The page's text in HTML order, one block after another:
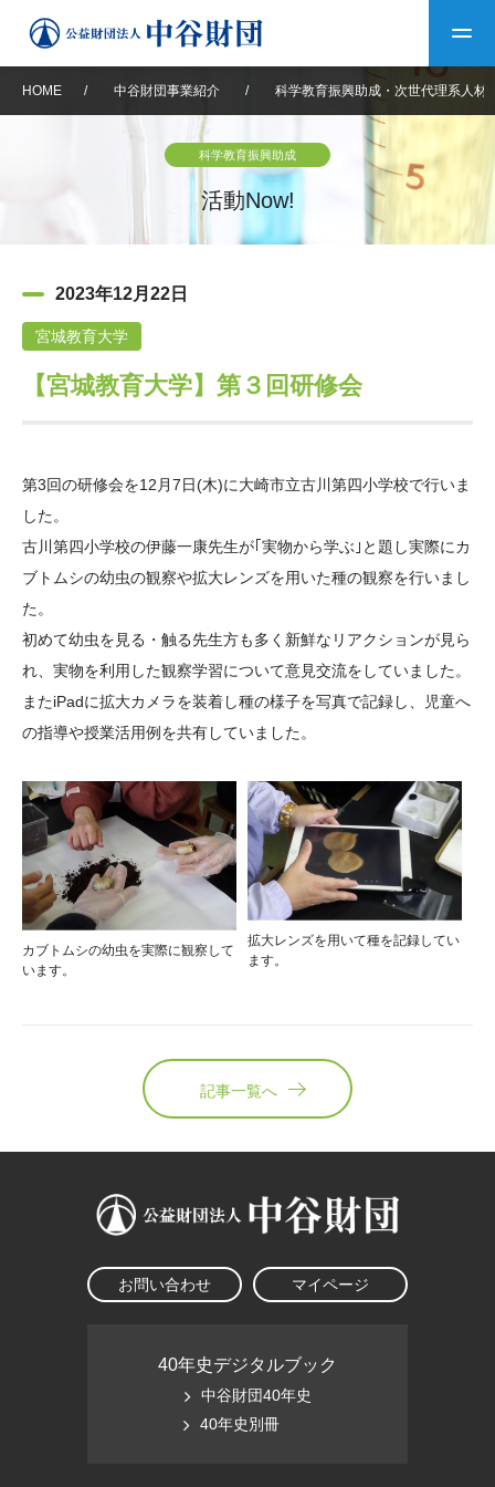
中谷財団について
設立趣意書
沿革 40年史デジタルブック
役員・評議員
年報一覧 中谷財団レポート
中谷財団事業紹介
神戸賞 長期大型研究助成
大学院生奨学金
ム
科学教育振興助成・
次世代理系人材育成プ
ログラム助成
その他情報
基本方針
アクセス よくあるご質問
サイトマップ
日本語 English マイページ
HOME / 中谷財団事業紹介 / 科学教育振興助成・次世代理系人材
科学教育振興助成
活動Now!
2023年12月22日
宮城教育大学
【宮城教育大学】第３回研修会
第3回の研修会を12月7日(木)に大崎市立古川第四小学校で行いま
した。
古川第四小学校の伊藤一康先生が｢実物から学ぶ｣と題し実際にカ
ブトムシの幼虫の観察や拡大レンズを用いた種の観察を行いまし
た。
初めて幼虫を見る・触る先生方も多く新鮮なリアクションが見ら
れ、実物を利用した観察学習について意見交流をしていました。
またiPadに拡大カメラを装着し種の様子を写真で記録し、児童へ
の指導や授業活用例を共有していました。
カブトムシの幼虫を実際に観察して
います。
拡大レンズを用いて種を記録してい
ます。
記事一覧へ
お問い合わせ マイページ
40年史デジタルブック
中谷財団40年史
40年史別冊